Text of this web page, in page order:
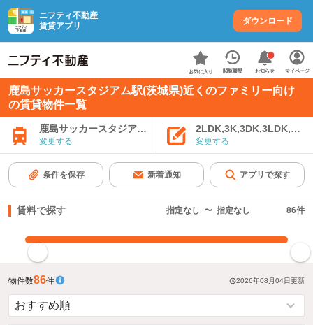
ニフティ不動産
賃貸アプリ
ダウンロード
お気に入り 閲覧履歴 お知らせ マイページ
鹿島サッカースタジアム駅(茨城県)近くのファミリー向け
の賃貸物件一覧
鹿島サッカースタジアム駅
変更する 変更する
条件を保存 新着通知 アプリで探す
賃料で探す 指定なし 〜 指定なし 86件
物件数86件 2026年08月04日更新